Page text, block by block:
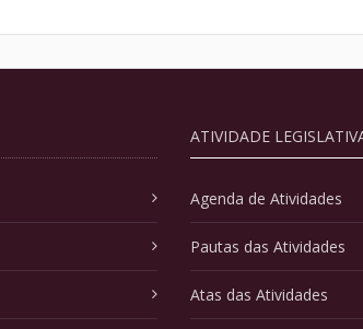
ATIVIDADE
Agenda de Atividades
Pautas das Atividades
Atas das Atividades